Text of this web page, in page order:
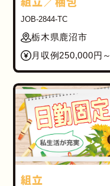
JOB-2844-TC
栃木県鹿沼市
月収例250,000円～
組立